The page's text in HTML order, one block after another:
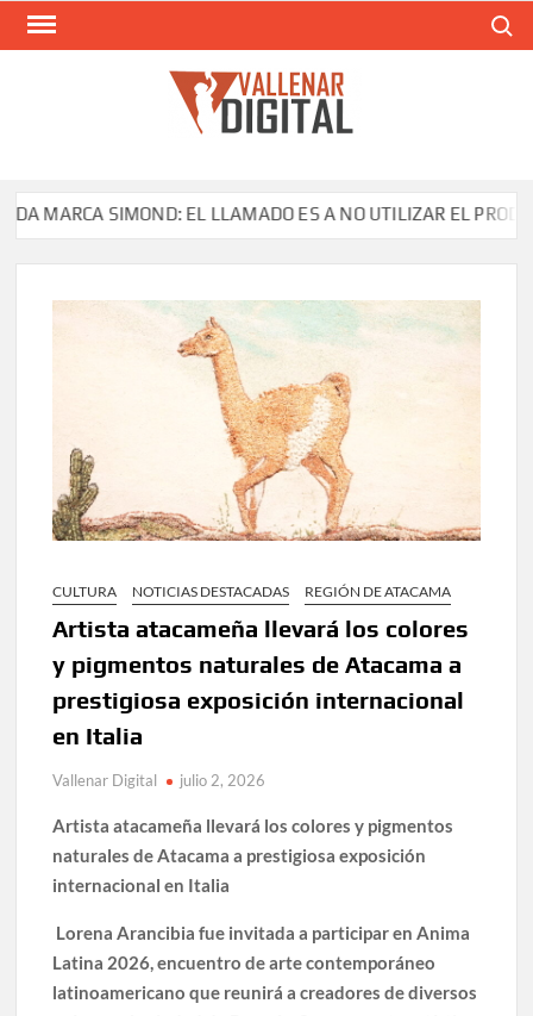
Saltar
SIMOND: EL LLAMADO ES A NO UTILIZAR EL PRODUCTO
CULTURA NOTICIAS DESTACADAS REGIÓN DE ATACAMA
Artista atacameña llevará los colores
y pigmentos naturales de Atacama a
prestigiosa exposición internacional
en Italia
Vallenar Digital julio 2, 2026
Artista atacameña llevará los colores y pigmentos
naturales de Atacama a prestigiosa exposición
internacional en Italia
Lorena Arancibia fue invitada a participar en Anima
Latina 2026, encuentro de arte contemporáneo
latinoamericano que reunirá a creadores de diversos